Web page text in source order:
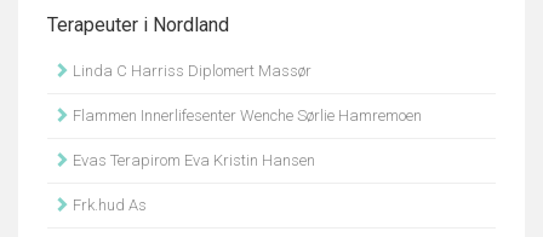
Terapeuter i Nordland
Linda C Harriss Diplomert Massør
Flammen Innerlifesenter Wenche Sørlie Hamremoen
Evas Terapirom Eva Kristin Hansen
Frk.hud As